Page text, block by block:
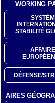
WORKING
STABILITÉ
DÉFENSE/
AIRES